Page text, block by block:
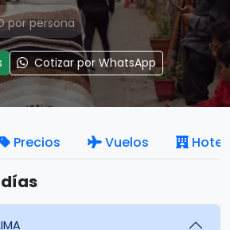
por persona
Cotizar por WhatsApp
Precios Vuelos